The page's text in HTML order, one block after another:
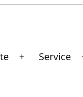
MenüService